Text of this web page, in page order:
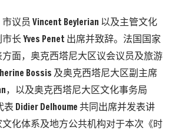
议员 Vincent Beylerian 以及主管文化
长 Yves Penet 出席并致辞。法国国家
面，奥克西塔尼大区议会议员及旅游
Bossis 及奥克西塔尼大区副主席
，以及奥克西塔尼大区文化事务局
表 Didier Delhoume 共同出席并发表讲
化体系及地方公共机构对于本次《时